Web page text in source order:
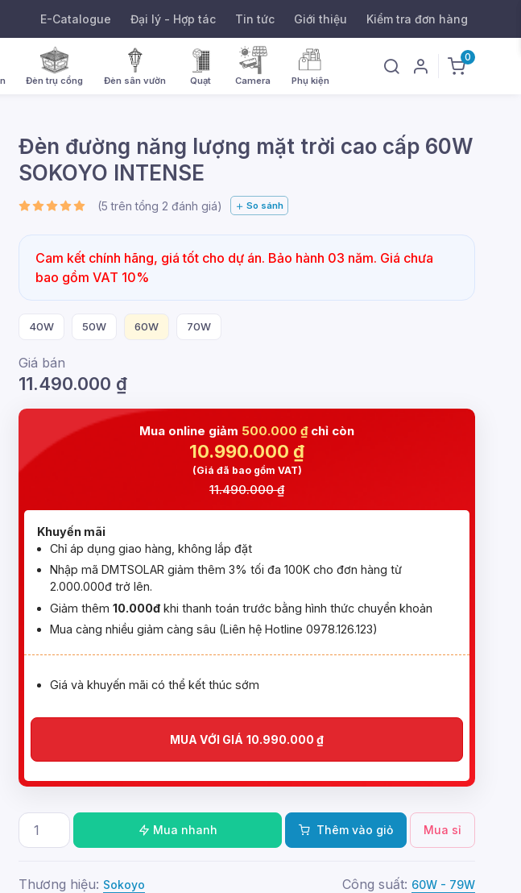
E-Catalogue Đại lý - Hợp tác Tin tức Giới thiệu Kiểm tra đơn hàng
0
Đèn trụ cổng Đèn sân vườn Quạt Camera Phụ kiện
Đèn đường năng lượng mặt trời cao cấp 60W
SOKOYO INTENSE
(5 trên tổng 2 đánh giá) So sánh
Cam kết chính hãng, giá tốt cho dự án. Bảo hành 03 năm. Giá chưa
bao gồm VAT 10%
40W 50W 60W 70W
Giá bán
11.490.000 ₫
Mua online giảm 500.000 ₫chỉ còn
10.990.000 ₫
(Giá đã bao gồm VAT)
11.490.000 ₫
Khuyến mãi
Chỉ áp dụng giao hàng, không lắp đặt
Nhập mã DMTSOLAR giảm thêm 3% tối đa 100K cho đơn hàng từ
2.000.000đ trở lên.
Giảm thêm 10.000đ khi thanh toán trước bằng hình thức chuyển khoản
Mua càng nhiều giảm càng sâu (Liên hệ Hotline 0978.126.123)
Giá và khuyến mãi có thể kết thúc sớm
MUA VỚI GIÁ 10.990.000 ₫
Mua nhanh Thêm vào giỏ Mua sỉ
Thương hiệu: Sokoyo Công suất: 60W - 79W